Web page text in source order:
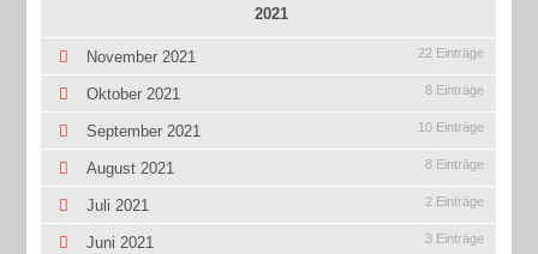
2021
November 2021 22 Einträge
Oktober 2021 8 Einträge
September 2021 10 Einträge
August 2021 8 Einträge
Juli 2021 2 Einträge
Juni 2021 3 Einträge